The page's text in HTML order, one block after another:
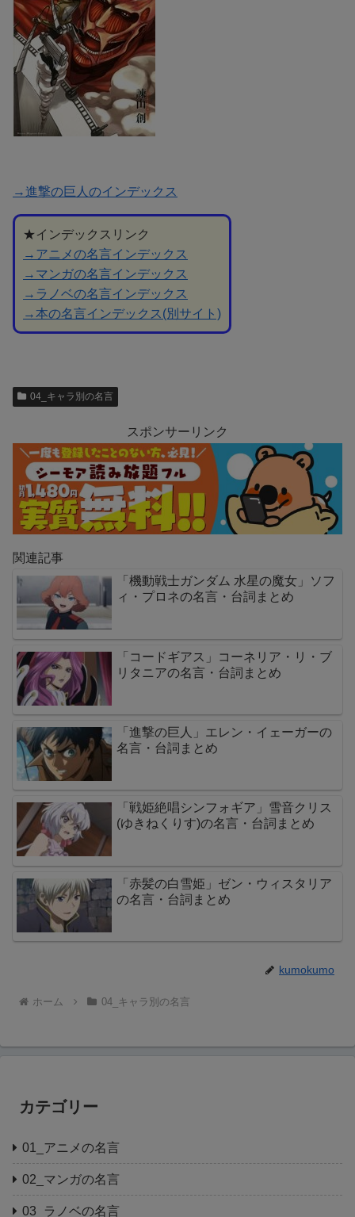
→進撃の巨人のインデックス
★インデックスリンク
→アニメの名言インデックス
→マンガの名言インデックス
→ラノベの名言インデックス
→本の名言インデックス(別サイト)
04_キャラ別の名言
スポンサーリンク
関連記事
「機動戦士ガンダム 水星の魔女」ソフ
ィ・プロネの名言・台詞まとめ
「コードギアス」コーネリア・リ・ブ
リタニアの名言・台詞まとめ
「進撃の巨人」エレン・イェーガーの
名言・台詞まとめ
「戦姫絶唱シンフォギア」雪音クリス
(ゆきねくりす)の名言・台詞まとめ
「赤髪の白雪姫」ゼン・ウィスタリア
の名言・台詞まとめ
kumokumo
ホーム 04_キャラ別の名言
カテゴリー
01_アニメの名言
02_マンガの名言
03_ラノベの名言